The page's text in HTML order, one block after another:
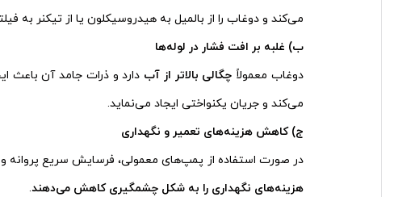
می‌کند و دوغاب را از بالمیل به هیدروسیکلون یا از تیکنر به
ب) غلبه بر افت فشار در لوله‌ها
دوغاب معمولاً چگالی بالاتر از آب دارد و ذرات جامد آن باعث
می‌کند و جریان یکنواختی ایجاد می‌نماید.
ج) کاهش هزینه‌های تعمیر و نگهداری
در صورت استفاده از پمپ‌های معمولی، فرسایش سریع
هزینه‌های نگهداری را به شکل چشمگیری کاهش می‌دهند.